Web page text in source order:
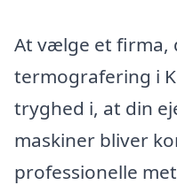
At vælge et firma,
termografering i
tryghed i, at din
maskiner bliver
professionelle